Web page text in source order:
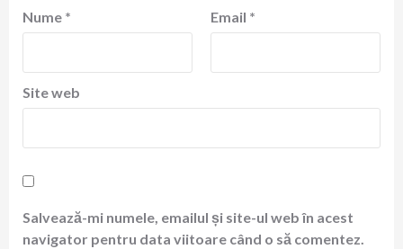
Nume * Email *
Site web
Salvează-mi numele, emailul și site-ul web în acest
navigator pentru data viitoare când o să comentez.